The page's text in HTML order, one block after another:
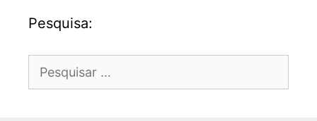
Pesquisa:
por: